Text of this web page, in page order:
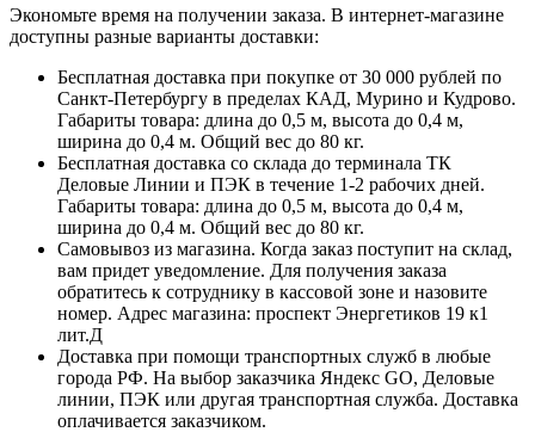
Экономьте время на получении заказа. В интернет-магазине
доступны разные варианты доставки:
Бесплатная доставка при покупке от 30 000 рублей по
Санкт-Петербургу в пределах КАД, Мурино и Кудрово.
Габариты товара: длина до 0,5 м, высота до 0,4 м,
ширина до 0,4 м. Общий вес до 80 кг.
Бесплатная доставка со склада до терминала ТК
Деловые Линии и ПЭК в течение 1-2 рабочих дней.
Габариты товара: длина до 0,5 м, высота до 0,4 м,
ширина до 0,4 м. Общий вес до 80 кг.
Самовывоз из магазина. Когда заказ поступит на склад,
вам придет уведомление. Для получения заказа
обратитесь к сотруднику в кассовой зоне и назовите
номер. Адрес магазина: проспект Энергетиков 19 к1
лит.Д
Доставка при помощи транспортных служб в любые
города РФ. На выбор заказчика Яндекс GO, Деловые
линии, ПЭК или другая транспортная служба. Доставка
оплачивается заказчиком.